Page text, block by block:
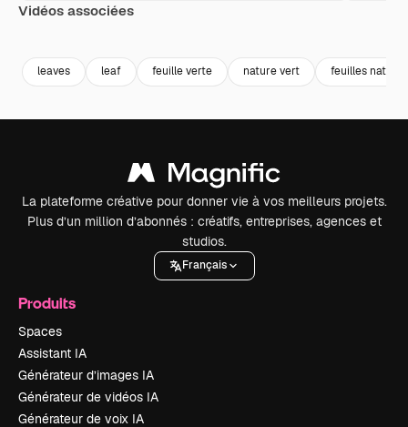
Vidéos associées
leaves leaf feuille verte nature vert feuilles nature
La plateforme créative pour donner vie à vos meilleurs projets.
Plus d’un million d’abonnés : créatifs, entreprises, agences et
studios.
Français
Produits
Spaces
Assistant IA
Générateur d’images IA
Générateur de vidéos IA
Générateur de voix IA